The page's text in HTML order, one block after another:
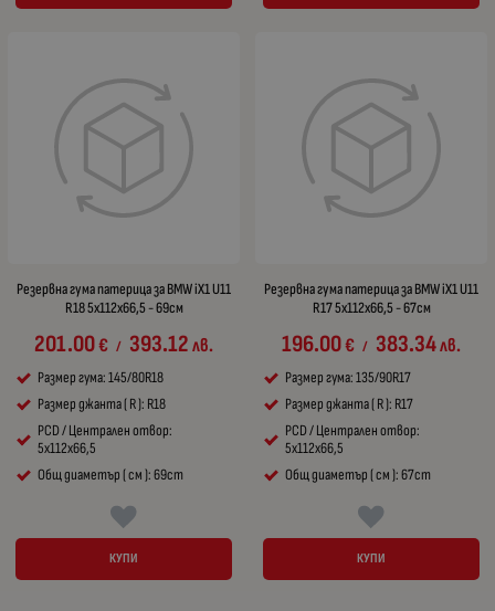
Резервна гума патерица за BMW iX1 U11
R18 5x112x66,5 - 69см
201.00€ / 393.12лв.
Размер гума: 145/80R18
Размер джанта ( R ): R18
PCD / Централен отвор:
5x112x66,5
Общ диаметър ( см ): 69cm
КУПИ
Резервна гума патерица за BMW iX1 U11
R17 5x112x66,5 - 67см
196.00€ / 383.34лв.
Размер гума: 135/90R17
Размер джанта ( R ): R17
PCD / Централен отвор:
5x112x66,5
Общ диаметър ( см ): 67cm
КУПИ